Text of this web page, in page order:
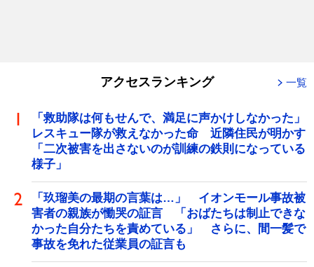
アクセスランキング 一覧
「救助隊は何もせんで、満足に声かけしなかった」
レスキュー隊が救えなかった命 近隣住民が明かす
「二次被害を出さないのが訓練の鉄則になっている
様子」
「玖瑠美の最期の言葉は…」 イオンモール事故被
害者の親族が慟哭の証言 「おばたちは制止できな
かった自分たちを責めている」 さらに、間一髪で
事故を免れた従業員の証言も